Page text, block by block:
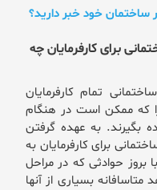
ساختمان خود خبر دارید؟
برای کارفرمایان چه
تمام کارفرمایان
که ممکن است در هنگام
بگیرند. به عهده گرفتن
برای کارفرمایان به
بروز حوادثی که در مراحل
بسیاری از آنها